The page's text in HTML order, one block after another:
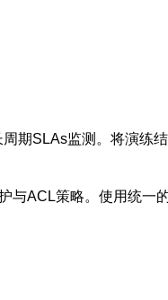
期SLAs监测。将演练
ACL策略。使用统一